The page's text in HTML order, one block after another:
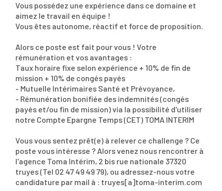
Vous possédez une expérience dans ce domaine et
aimez le travail en équipe !
Vous êtes autonome, réactif et force de proposition.
Alors ce poste est fait pour vous ! Votre
rémunération et vos avantages :
Taux horaire fixe selon expérience + 10% de fin de
mission + 10% de congés payés
- Mutuelle Intérimaires Santé et Prévoyance,
- Rémunération bonifiée des indemnités (congés
payés et/ou fin de mission) via la possibilité d'utiliser
notre Compte Epargne Temps (CET) TOMA INTERIM
Vous vous sentez prêt(e) à relever ce challenge ? Ce
poste vous intéresse ? Alors venez nous rencontrer à
l'agence Toma Intérim, 2 bis rue nationale 37320
truyes (Tel 02 47 49 49 79), ou adressez-nous votre
candidature par mail à : truyes[a]toma-interim.com